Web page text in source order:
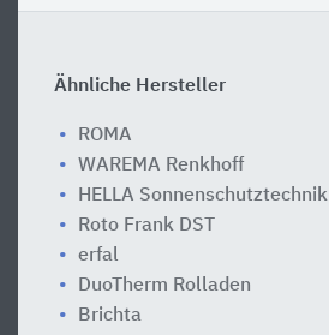
Ähnliche Hersteller
ROMA
WAREMA Renkhoff
HELLA Sonnenschutztechnik
Roto Frank DST
erfal
DuoTherm Rolladen
Brichta